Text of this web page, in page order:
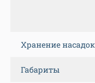
Хранение насадок
Габариты